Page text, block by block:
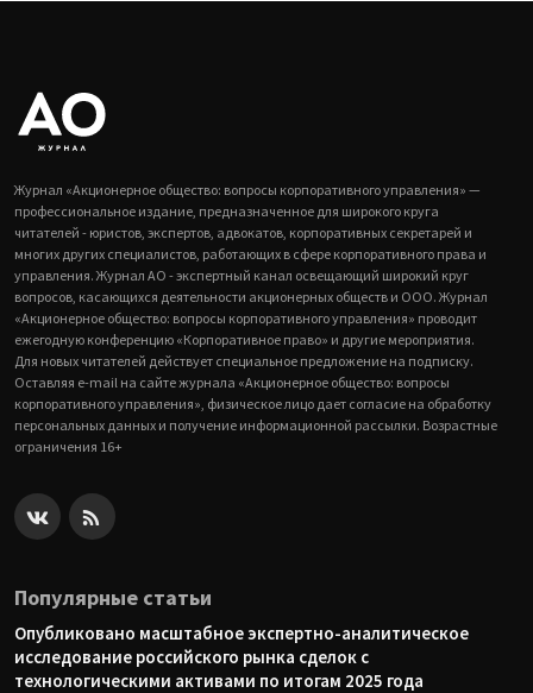
Журнал «Акционерное общество: вопросы корпоративного управления» —
профессиональное издание, предназначенное для широкого круга
читателей - юристов, экспертов, адвокатов, корпоративных секретарей и
многих других специалистов, работающих в сфере корпоративного права и
управления. Журнал АО - экспертный канал освещающий широкий круг
вопросов, касающихся деятельности акционерных обществ и ООО. Журнал
«Акционерное общество: вопросы корпоративного управления» проводит
ежегодную конференцию «Корпоративное право» и другие мероприятия.
Для новых читателей действует специальное предложение на подписку.
Оставляя e-mail на сайте журнала «Акционерное общество: вопросы
корпоративного управления», физическое лицо дает согласие на обработку
персональных данных и получение информационной рассылки. Возрастные
ограничения 16+
Популярные статьи
Опубликовано масштабное экспертно-аналитическое
исследование российского рынка сделок с
технологическими активами по итогам 2025 года